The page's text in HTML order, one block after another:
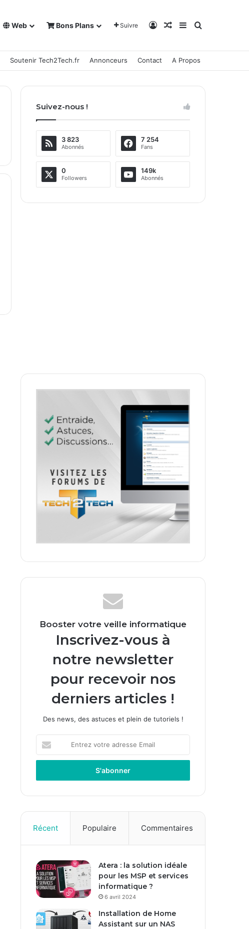
Web Bons Plans Suivre Connexion
Article Aléatoire
Sidebar (barre
Rechercher
Soutenir Tech2Tech.fr Annonceurs Contact A Propos
Suivez-nous !
3 823
Abonnés
7 254
Fans
0
Followers
149k
Abonnés
Booster votre veille informatique
Inscrivez-vous à
notre newsletter
pour recevoir nos
derniers articles !
Des news, des astuces et plein de tutoriels !
t
e
o
t
e
d
r
e
s
e
Récent Populaire Commentaires
Atera : la solution idéale
pour les MSP et services
informatique ?
6 avril 2024
Installation de Home
Assistant sur un NAS